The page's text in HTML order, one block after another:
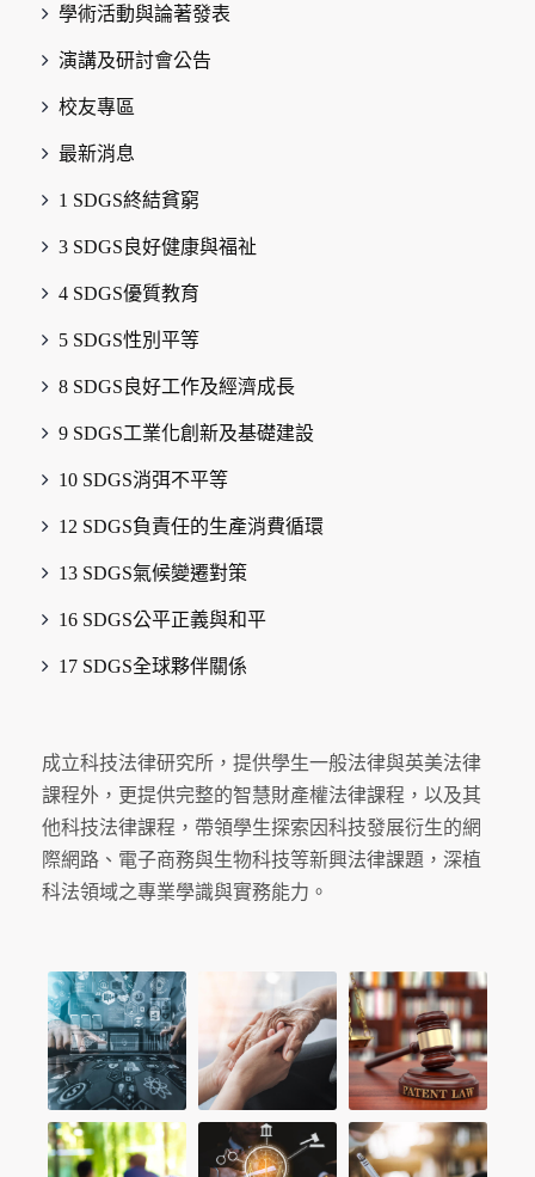
學術活動與論著發表
演講及研討會公告
校友專區
最新消息
1 SDGS終結貧窮
3 SDGS良好健康與福祉
4 SDGS優質教育
5 SDGS性別平等
8 SDGS良好工作及經濟成長
9 SDGS工業化創新及基礎建設
10 SDGS消弭不平等
12 SDGS負責任的生產消費循環
13 SDGS氣候變遷對策
16 SDGS公平正義與和平
17 SDGS全球夥伴關係
成立科技法律研究所，提供學生一般法律與英美法律
課程外，更提供完整的智慧財產權法律課程，以及其
他科技法律課程，帶領學生探索因科技發展衍生的網
際網路、電子商務與生物科技等新興法律課題，深植
科法領域之專業學識與實務能力。